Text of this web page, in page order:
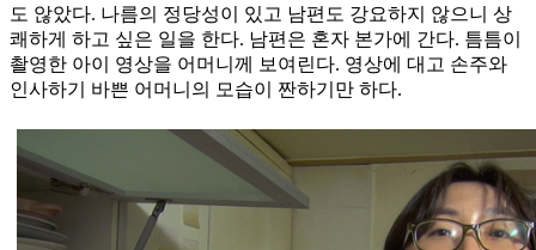
도 않았다. 나름의 정당성이 있고 남편도 강요하지 않으니 상
쾌하게 하고 싶은 일을 한다. 남편은 혼자 본가에 간다. 틈틈이
촬영한 아이 영상을 어머니께 보여린다. 영상에 대고 손주와
인사하기 바쁜 어머니의 모습이 짠하기만 하다.